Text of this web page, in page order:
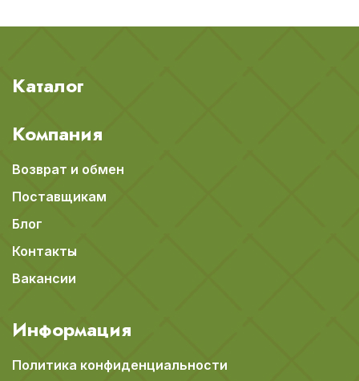
Каталог
Компания
Возврат и обмен
Поставщикам
Блог
Контакты
Вакансии
Информация
Политика конфиденциальности